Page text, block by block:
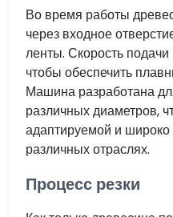
Во время работы
через входное
ленты. Скорость
чтобы обеспечить
Машина разработана
различных диаметров,
адаптируемой и широко
различных отраслях.
Процесс резки